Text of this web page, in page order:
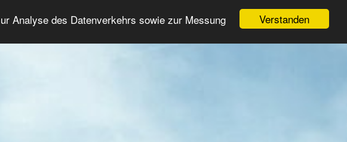
Verstanden
Analyse des Datenverkehrs sowie zur Messung
Anmelden